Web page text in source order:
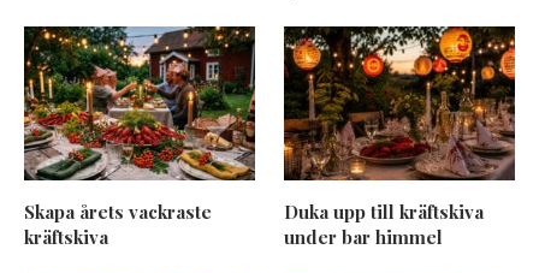
Skapa årets vackraste
kräftskiva
Duka upp till kräftskiva
under bar himmel